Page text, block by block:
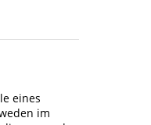
eines
im